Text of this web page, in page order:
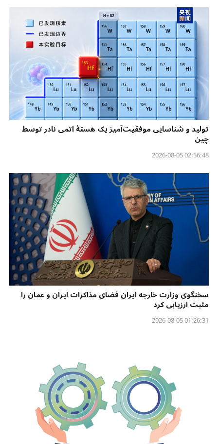
تولید و شناسایی موفقیت‌آمیز یک هستهٔ اتمی نادر توسط
چین
02:56:48 2026-08-05
سخنگوی وزارت خارجه ایران فضای مذاکرات ایران و عمان را
مثبت ارزیابی کرد
01:26:31 2026-08-05